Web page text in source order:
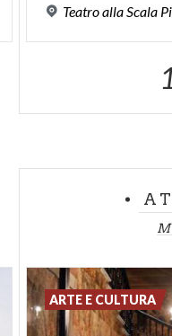
TeatroallaScala
ARTE E CULTURA